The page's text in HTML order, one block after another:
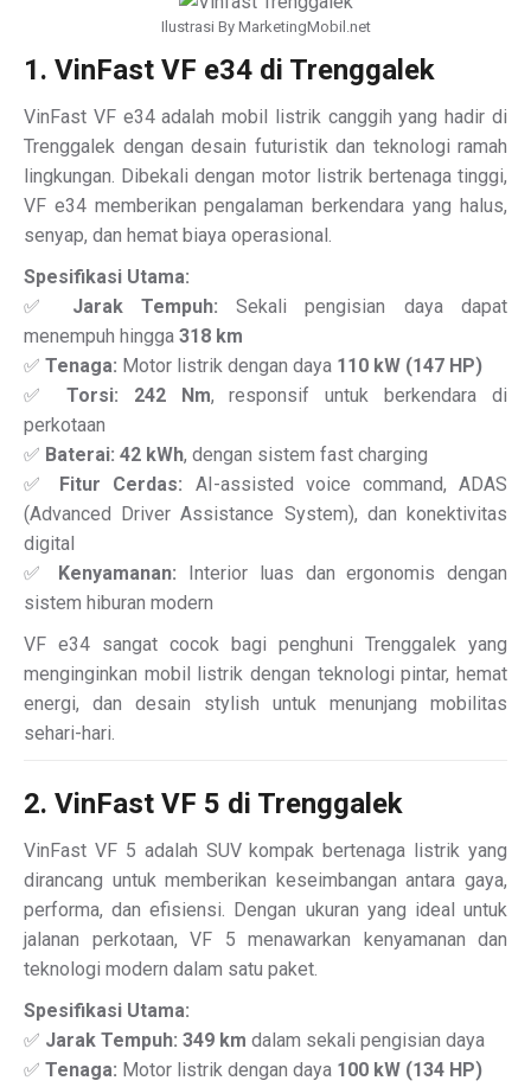
Ilustrasi By MarketingMobil.net
1. VinFast VF e34 di Trenggalek
VinFast VF e34 adalah mobil listrik canggih yang hadir di
Trenggalek dengan desain futuristik dan teknologi ramah
lingkungan. Dibekali dengan motor listrik bertenaga tinggi,
VF e34 memberikan pengalaman berkendara yang halus,
senyap, dan hemat biaya operasional.
Spesifikasi Utama:
✅ Jarak Tempuh: Sekali pengisian daya dapat
menempuh hingga 318 km
✅ Tenaga: Motor listrik dengan daya 110 kW (147 HP)
✅ Torsi: 242 Nm, responsif untuk berkendara di
perkotaan
✅ Baterai: 42 kWh, dengan sistem fast charging
✅ Fitur Cerdas: AI-assisted voice command, ADAS
(Advanced Driver Assistance System), dan konektivitas
digital
✅ Kenyamanan: Interior luas dan ergonomis dengan
sistem hiburan modern
VF e34 sangat cocok bagi penghuni Trenggalek yang
menginginkan mobil listrik dengan teknologi pintar, hemat
energi, dan desain stylish untuk menunjang mobilitas
sehari-hari.
2. VinFast VF 5 di Trenggalek
VinFast VF 5 adalah SUV kompak bertenaga listrik yang
dirancang untuk memberikan keseimbangan antara gaya,
performa, dan efisiensi. Dengan ukuran yang ideal untuk
jalanan perkotaan, VF 5 menawarkan kenyamanan dan
teknologi modern dalam satu paket.
Spesifikasi Utama:
✅ Jarak Tempuh: 349 km dalam sekali pengisian daya
✅ Tenaga: Motor listrik dengan daya 100 kW (134 HP)